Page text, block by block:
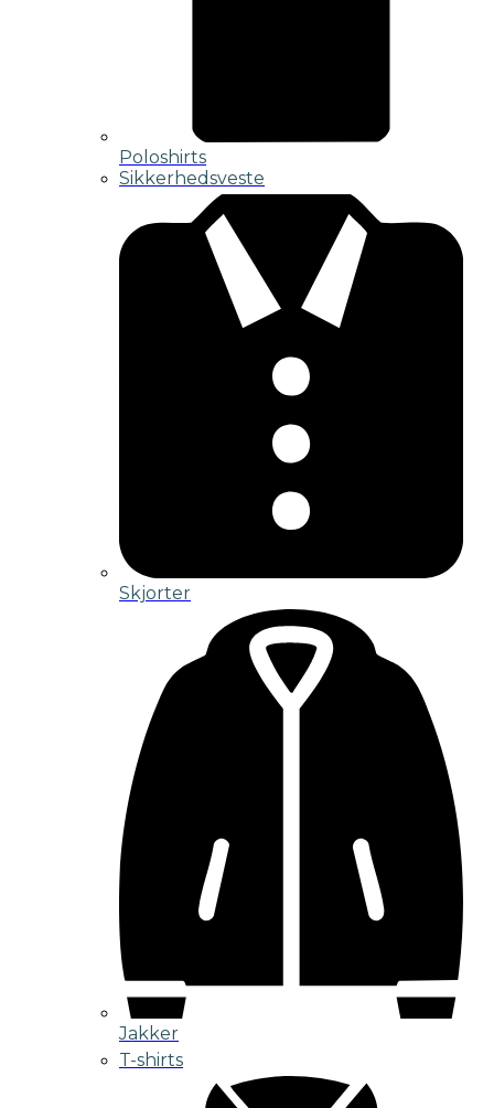
Poloshirts
Sikkerhedsveste
Skjorter
Jakker
T-shirts